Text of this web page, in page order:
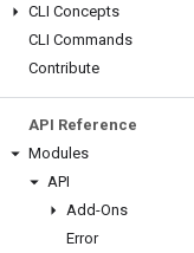
CLI Concepts
CLI Commands
Contribute
API Reference
Modules
API
Add-Ons
Error